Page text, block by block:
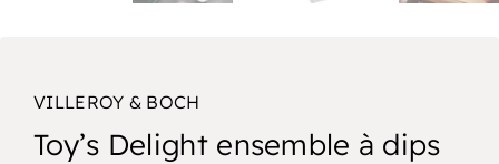
VILLEROY & BOCH
Toy’s Delight ensemble à dips